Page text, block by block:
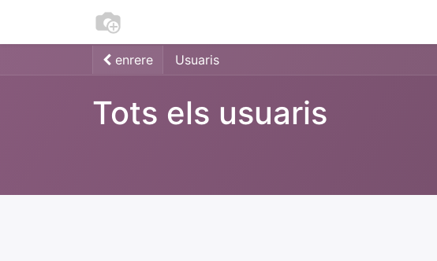
enrere Usuaris
Tots els usuaris